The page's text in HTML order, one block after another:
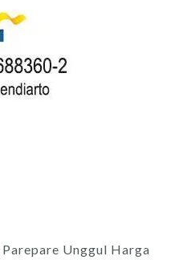
Unggul Harga